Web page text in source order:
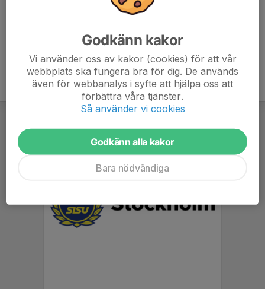
Godkänn kakor
Vi använder oss av kakor (cookies) för att vår
webbplats ska fungera bra för dig. De används
även för webbanalys i syfte att hjälpa oss att
förbättra våra tjänster.
Så använder vi cookies
Godkänn alla kakor
Bara nödvändiga